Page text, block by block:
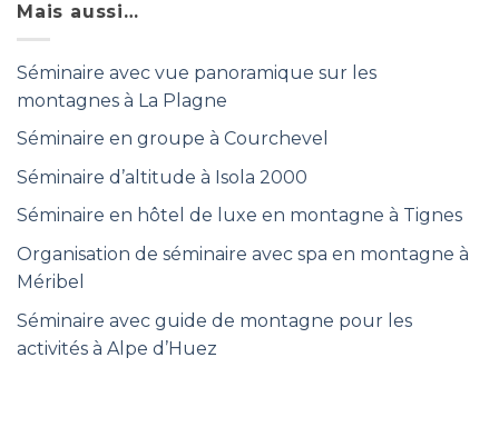
Mais aussi…
Séminaire avec vue panoramique sur les
montagnes à La Plagne
Séminaire en groupe à Courchevel
Séminaire d’altitude à Isola 2000
Séminaire en hôtel de luxe en montagne à Tignes
Organisation de séminaire avec spa en montagne à
Méribel
Séminaire avec guide de montagne pour les
activités à Alpe d’Huez